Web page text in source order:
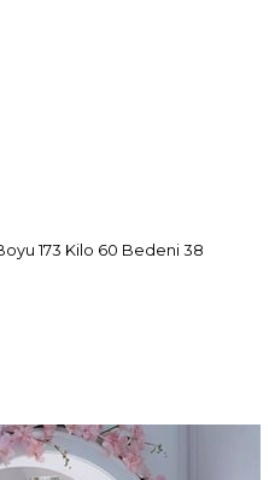
173 Kilo 60 Bedeni 38